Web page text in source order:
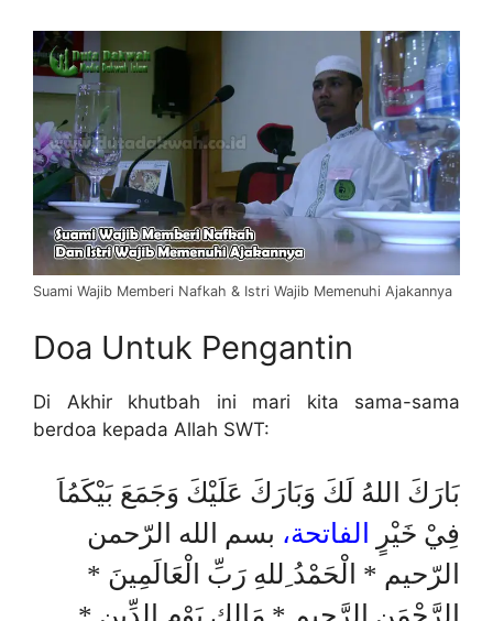
Suami Wajib Memberi Nafkah & Istri Wajib Memenuhi Ajakannya
Doa Untuk Pengantin
Di Akhir khutbah ini mari kita sama-sama
berdoa kepada Allah SWT:
بَارَكَ اللهُ لَكَ وَبَارَكَ عَلَيْكَ وَجَمَعَ بَيْكَمُاَ
فِيْ خَيْرٍ
الفاتحة، بسم الله الرّحمن
الرّحيم * الْحَمْدُ ِللهِ رَبِّ الْعَالَمِينَ *
الرَّحْمَنِ الرَّحِيمِ * مَالِكِ يَوْمِ الدِّينِ *